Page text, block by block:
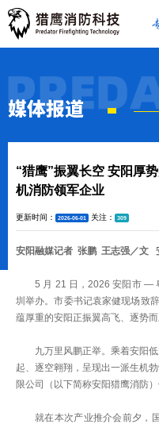
媒体报道
“猎鹰”振翼长空 安阳厚
机消防领军企业
更新时间： 2026-06-01 关注： 309
安阳融媒记者 张鹏 王志强／文
5 月 21 日，2026 安阳市 —
圳举办。市委书记袁家健现场致
蕴厚重的安阳正振翼高飞、逐势而
九万里风鹏正举。乘着安阳
起、逐空翱翔，呈现出一派生机
限公司（以下简称安阳猎鹰消防
就在本次产业推介会前夕，